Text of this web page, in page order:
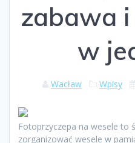
zabawa
w
Wacław Wpisy
Fotoprzyczepa na wesele to
zorganizować wesele w